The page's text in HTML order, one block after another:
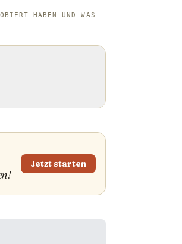
HABEN UND WAS
Jetzt starten